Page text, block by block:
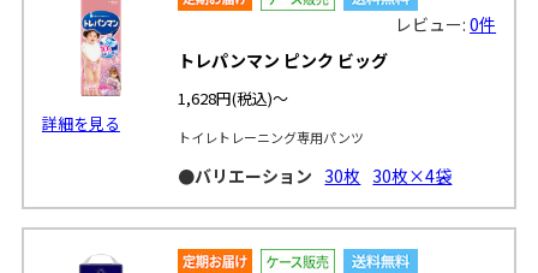
詳細を見る
レビュー:0件
トレパンマン ピンク ビッグ
1,628円(税込)～
トイレトレーニング専用パンツ
●バリエーション 30枚 30枚×4袋